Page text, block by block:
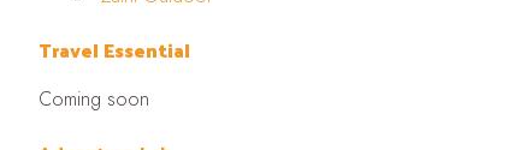
Travel Essential
Coming soon